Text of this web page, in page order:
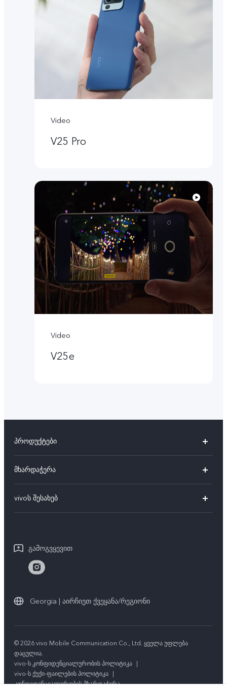
Video
V25 Pro
Video
V25e
პროდუქტები
V27e
V25 Pro
V25
ყველა მოდელი
მხარდაჭერა
სერვის ცენტრები
შეკეთების პროგრესის მოთხოვნა
vivoს გარანტიის ინსტრუქცია
vivoს შესახებ
იურიდიული ინფორმაცია
სტაბილურობა
გამოგვყევით
Georgia | აირჩიეთ ქვეყანა/რეგიონი
© 2026 vivo Mobile Communication Co., Ltd. ყველა უფლება
დაცულია.
vivo-ს კონფიდენციალურობის პოლიტიკა |
vivo-ს ქუქი-ფაილების პოლიტიკა |
კონფიდენციალურობის მხარდაჭერა